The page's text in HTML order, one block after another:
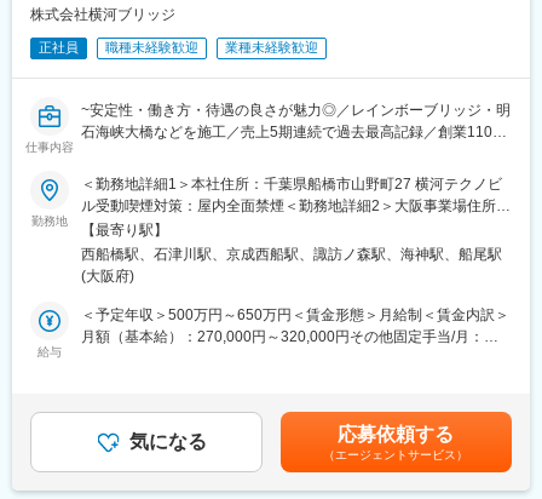
です。
■働き方：
・時間外労働：管理監督者のため、残業の規定はありません。
・年間休日：123日
・週休：土日祝休み
・転勤：無
■福利厚生：
・作業服や安全靴等を会社が貸与します。
・資格取得支援制度があります。
変更の範囲：会社の定める業務
株式会社横河ブリッジ
正社員 職種未経験歓迎 業種未経験歓迎
仕事内容
~安定性・働き方・待遇の良さが魅力◎／レインボーブリッジ・明
石海峡大橋などを施工／売上5期連続で過去最高記録／創業110年
■担当業務：
全国の橋梁事業に関する施工管理業務をお任せします。
■担当業務詳細：
好調な受注に伴う人員増加になりますので、個人に任せられる裁
量は大きく、責任感のある業務をお任せ致します！
具体的には、下記業務になります。
・現場の安全管理
・大阪工場における施工計画立案、発注者との折衝、工事の運
勤務地
＜勤務地詳細1＞本社住所：千葉県船橋市山野町27 横河テクノビ
ル受動喫煙対策：屋内全面禁煙＜勤務地詳細2＞大阪事業場住所：
大阪府堺市西区築港新町2-3 勤務地最寄駅：南海本線／石津川駅
受動喫煙対策：屋内全面禁煙変更の範囲：会社の定める事業所
【最寄り駅】
西船橋駅、石津川駅、京成西船駅、諏訪ノ森駅、海神駅、船尾駅
(大阪府)
給与
＜予定年収＞500万円～650万円＜賃金形態＞月給制＜賃金内訳＞
月額（基本給）：270,000円～320,000円その他固定手当/月：
月給40万円600万／30歳 月給30万円※上記は時間外手当を含ま
ない金額になります。■賞与：年2回賃金はあくまでも目安の金額
であり、選考を通じて上下する可能性があります。月給(月額)は固
定手当を含めた表記です。
気になる 応募依頼する
（エージェントサービス）